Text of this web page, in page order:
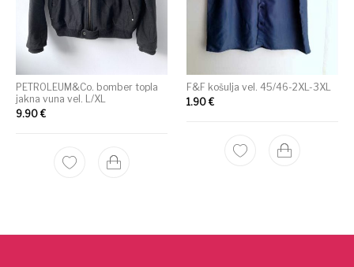
PETROLEUM&Co. bomber topla
jakna vuna vel. L/XL
9.90€
F&F košulja vel. 45/46-2XL-3XL
1.90 €